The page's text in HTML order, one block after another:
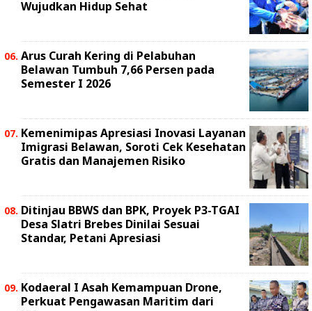
Wujudkan Hidup Sehat
Arus Curah Kering di Pelabuhan
Belawan Tumbuh 7,66 Persen pada
Semester I 2026
Kemenimipas Apresiasi Inovasi Layanan
Imigrasi Belawan, Soroti Cek Kesehatan
Gratis dan Manajemen Risiko
Ditinjau BBWS dan BPK, Proyek P3-TGAI
Desa Slatri Brebes Dinilai Sesuai
Standar, Petani Apresiasi
Kodaeral I Asah Kemampuan Drone,
Perkuat Pengawasan Maritim dari